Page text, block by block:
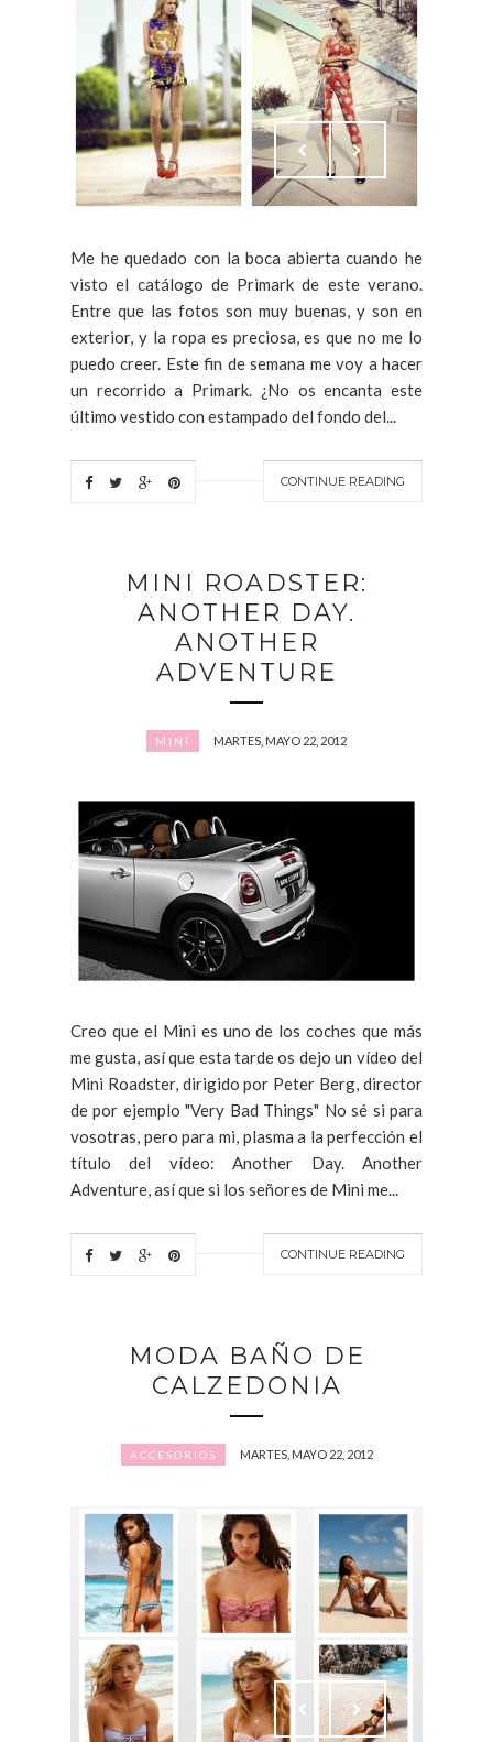
Me he quedado con la boca abierta cuando he
visto el catálogo de Primark de este verano.
Entre que las fotos son muy buenas, y son en
exterior, y la ropa es preciosa, es que no me lo
puedo creer. Este fin de semana me voy a hacer
un recorrido a Primark. ¿No os encanta este
último vestido con estampado del fondo del...
CONTINUE READING
MINI ROADSTER:
ANOTHER DAY.
ANOTHER
ADVENTURE
MINI MARTES, MAYO 22, 2012
Creo que el Mini es uno de los coches que más
me gusta, así que esta tarde os dejo un vídeo del
Mini Roadster, dirigido por Peter Berg, director
de por ejemplo "Very Bad Things" No sé si para
vosotras, pero para mi, plasma a la perfección el
título del vídeo: Another Day. Another
Adventure, así que si los señores de Mini me...
CONTINUE READING
MODA BAÑO DE
CALZEDONIA
ACCESORIOS MARTES, MAYO 22, 2012